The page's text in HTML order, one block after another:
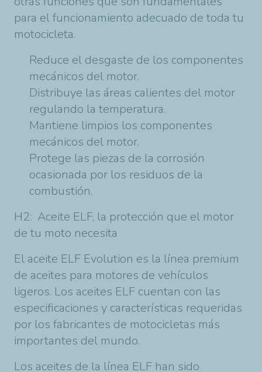
para el funcionamiento adecuado de toda tu
motocicleta.
Reduce el desgaste de los componentes
mecánicos del motor.
Distribuye las áreas calientes del motor
regulando la temperatura.
Mantiene limpios los componentes
mecánicos del motor.
Protege las piezas de la corrosión
ocasionada por los residuos de la
combustión.
H2: Aceite ELF, la protección que el motor
de tu moto necesita
El aceite ELF Evolution es la línea premium
de aceites para motores de vehículos
ligeros. Los aceites ELF cuentan con las
especificaciones y características requeridas
por los fabricantes de motocicletas más
importantes del mundo.
Los aceites de la línea ELF han sido